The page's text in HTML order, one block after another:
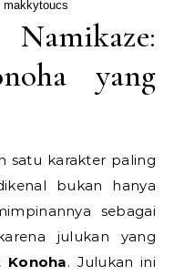
makkytoucs
yang
satu karakter paling
bukan hanya
sebagai
julukan yang
Konoha. Julukan ini